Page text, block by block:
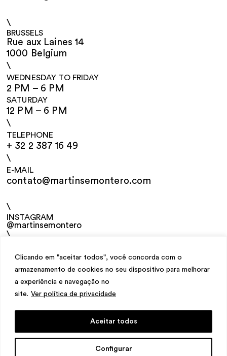
Clicando em "aceitar todos", você concorda com o
armazenamento de cookies no seu dispositivo para melhorar
a experiência e navegação no
site. Ver política de privacidade
Configurar
Aceitar todos
\
BRUSSELS
Rue aux Laines 14
1000 Belgium
\
WEDNESDAY TO FRIDAY
2 PM – 6 PM
SATURDAY
12 PM – 6 PM
\
TELEPHONE
+ 32 2 387 16 49
\
E-MAIL
contato@martinsemontero.com
\
INSTAGRAM
@martinsemontero
\